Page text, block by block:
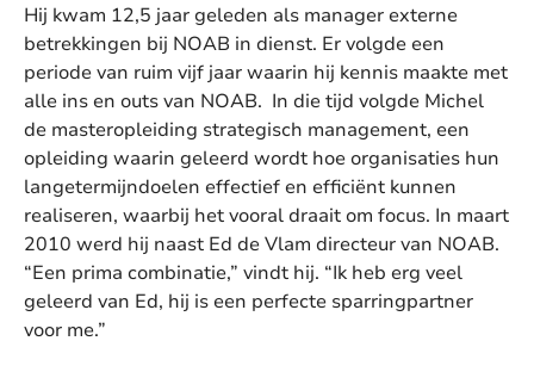
Hij kwam 12,5 jaar geleden als manager externe
betrekkingen bij NOAB in dienst. Er volgde een
periode van ruim vijf jaar waarin hij kennis maakte met
alle ins en outs van NOAB. In die tijd volgde Michel
de masteropleiding strategisch management, een
opleiding waarin geleerd wordt hoe organisaties hun
langetermijndoelen effectief en efficiënt kunnen
realiseren, waarbij het vooral draait om focus. In maart
2010 werd hij naast Ed de Vlam directeur van NOAB.
“Een prima combinatie,” vindt hij. “Ik heb erg veel
geleerd van Ed, hij is een perfecte sparringpartner
voor me.”